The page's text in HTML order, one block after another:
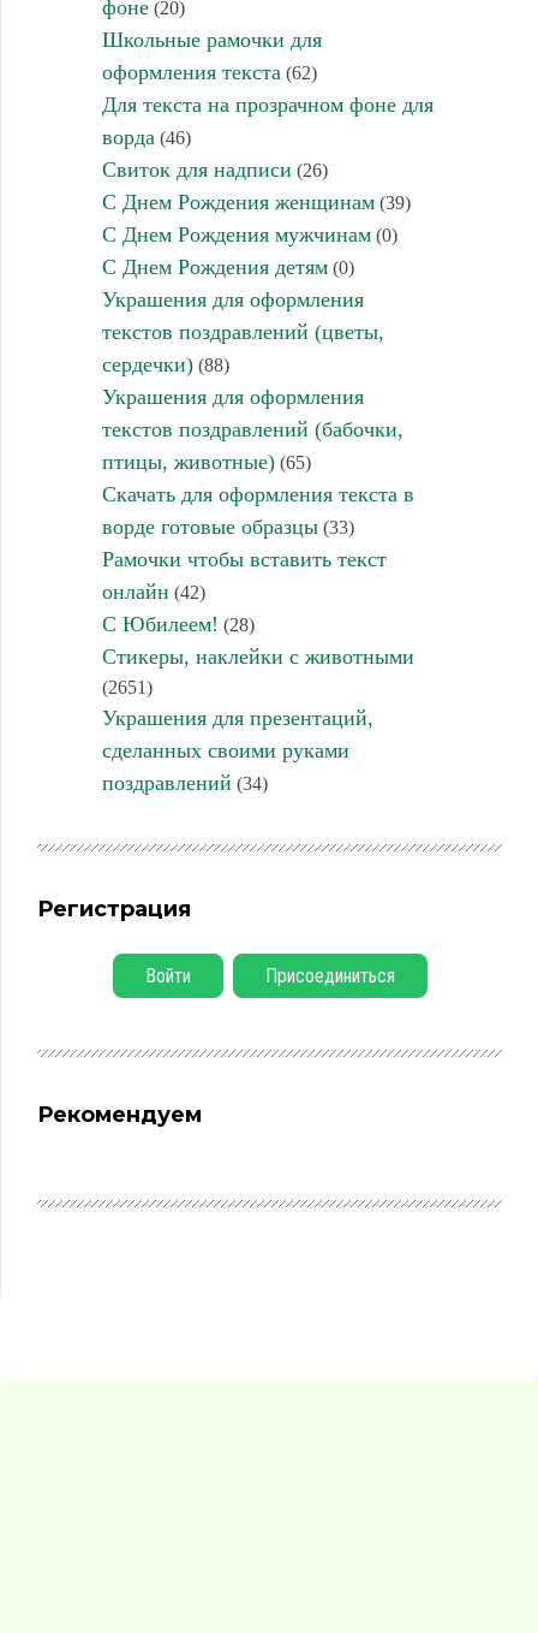
фоне(20)
Школьные рамочки для
оформления текста (62)
Для текста на прозрачном фоне для
ворда (46)
Свиток для надписи (26)
С Днем Рождения женщинам(39)
С Днем Рождения мужчинам(0)
С Днем Рождения детям(0)
Украшения для оформления
текстов поздравлений (цветы,
сердечки)(88)
Украшения для оформления
текстов поздравлений (бабочки,
птицы, животные)(65)
Скачать для оформления текста в
ворде готовые образцы(33)
Рамочки чтобы вставить текст
онлайн (42)
С Юбилеем! (28)
Стикеры, наклейки с животными
(2651)
Украшения для презентаций,
сделанных своими руками
поздравлений (34)
Регистрация
Войти Присоединиться
Рекомендуем